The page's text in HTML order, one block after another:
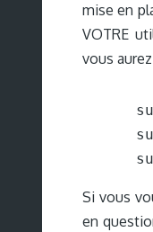
mise en
VOTRE
vous
Si vous
en